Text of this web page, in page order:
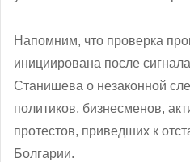
Напомним, что проверка
инициирована после
Станишева о незаконной
политиков, бизнесменов,
протестов, приведших к
Болгарии.